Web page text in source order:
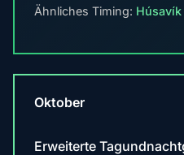
Ähnliches Timing: Húsavík
Oktober
Erweiterte